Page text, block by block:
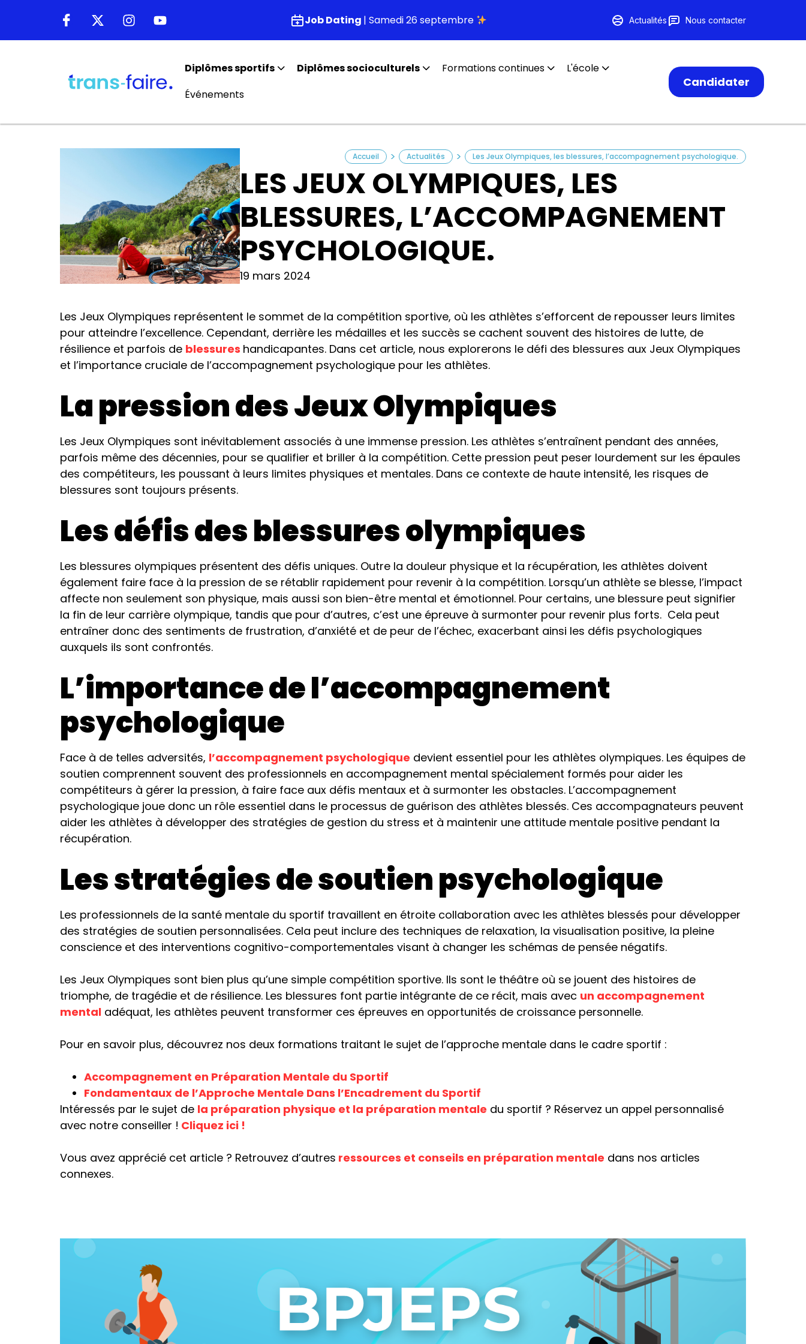
Job Dating | Samedi 26 septembre Actualités Nous contacter
Diplômes sportifs Diplômes socioculturels Formations continues
L'école
Événements
Candidater
Accueil > Actualités > Les Jeux Olympiques, les blessures, l’accompagnement psychologique.
LES JEUX OLYMPIQUES, LES
BLESSURES, L’ACCOMPAGNEMENT
PSYCHOLOGIQUE.
19 mars 2024
Les Jeux Olympiques représentent le sommet de la compétition sportive, où les athlètes s’efforcent de repousser leurs limites
pour atteindre l’excellence. Cependant, derrière les médailles et les succès se cachent souvent des histoires de lutte, de
résilience et parfois de blessures handicapantes. Dans cet article, nous explorerons le défi des blessures aux Jeux Olympiques
et l’importance cruciale de l’accompagnement psychologique pour les athlètes.
La pression des Jeux Olympiques
Les Jeux Olympiques sont inévitablement associés à une immense pression. Les athlètes s’entraînent pendant des années,
parfois même des décennies, pour se qualifier et briller à la compétition. Cette pression peut peser lourdement sur les épaules
des compétiteurs, les poussant à leurs limites physiques et mentales. Dans ce contexte de haute intensité, les risques de
blessures sont toujours présents.
Les défis des blessures olympiques
Les blessures olympiques présentent des défis uniques. Outre la douleur physique et la récupération, les athlètes doivent
également faire face à la pression de se rétablir rapidement pour revenir à la compétition. Lorsqu’un athlète se blesse, l’impact
affecte non seulement son physique, mais aussi son bien-être mental et émotionnel. Pour certains, une blessure peut signifier
la fin de leur carrière olympique, tandis que pour d’autres, c’est une épreuve à surmonter pour revenir plus forts. Cela peut
entraîner donc des sentiments de frustration, d’anxiété et de peur de l’échec, exacerbant ainsi les défis psychologiques
auxquels ils sont confrontés.
L’importance de l’accompagnement
psychologique
Face à de telles adversités, l’accompagnement psychologique devient essentiel pour les athlètes olympiques. Les équipes de
soutien comprennent souvent des professionnels en accompagnement mental spécialement formés pour aider les
compétiteurs à gérer la pression, à faire face aux défis mentaux et à surmonter les obstacles. L’accompagnement
psychologique joue donc un rôle essentiel dans le processus de guérison des athlètes blessés. Ces accompagnateurs peuvent
aider les athlètes à développer des stratégies de gestion du stress et à maintenir une attitude mentale positive pendant la
récupération.
Les stratégies de soutien psychologique
Les professionnels de la santé mentale du sportif travaillent en étroite collaboration avec les athlètes blessés pour développer
des stratégies de soutien personnalisées. Cela peut inclure des techniques de relaxation, la visualisation positive, la pleine
conscience et des interventions cognitivo-comportementales visant à changer les schémas de pensée négatifs.
Les Jeux Olympiques sont bien plus qu’une simple compétition sportive. Ils sont le théâtre où se jouent des histoires de
triomphe, de tragédie et de résilience. Les blessures font partie intégrante de ce récit, mais avec un accompagnement
mental adéquat, les athlètes peuvent transformer ces épreuves en opportunités de croissance personnelle.
Pour en savoir plus, découvrez nos deux formations traitant le sujet de l’approche mentale dans le cadre sportif :
Accompagnement en Préparation Mentale du Sportif
Fondamentaux de l’Approche Mentale Dans l’Encadrement du Sportif
Intéressés par le sujet de la préparation physique et la préparation mentale du sportif ? Réservez un appel personnalisé
avec notre conseiller ! Cliquez ici !
Vous avez apprécié cet article ? Retrouvez d’autres ressources et conseils en préparation mentale dans nos articles
connexes.